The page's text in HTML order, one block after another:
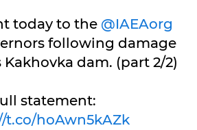
today to the @IAEAorg
following damage
Kakhovka dam. (part 2/2)
statement:
t.co/hoAwn5kAZk